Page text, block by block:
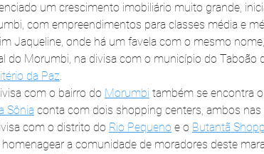
um crescimento imobiliário muito grande,
com empreendimentos para classes média e
Jaqueline, onde há um favela com o mesmo
do Morumbi, na divisa com o município do Taboão
da Paz.
com o bairro do Morumbi também se encontra o
Sônia conta com dois shopping centers, ambos
com o distrito do Rio Pequeno e o Butantã
homenagear a comunidade de moradores deste